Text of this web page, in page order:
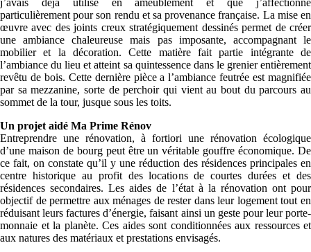
j’avais déjà utilisé en ameublement et que j’affectionne
particulièrement pour son rendu et sa provenance française. La mise en
œuvre avec des joints creux stratégiquement dessinés permet de créer
une ambiance chaleureuse mais pas imposante, accompagnant le
mobilier et la décoration. Cette matière fait partie intégrante de
l’ambiance du lieu et atteint sa quintessence dans le grenier entièrement
revêtu de bois. Cette dernière pièce a l’ambiance feutrée est magnifiée
par sa mezzanine, sorte de perchoir qui vient au bout du parcours au
sommet de la tour, jusque sous les toits.
Un projet aidé Ma Prime Rénov
Entreprendre une rénovation, à fortiori une rénovation écologique
d’une maison de bourg peut être un véritable gouffre économique. De
ce fait, on constate qu’il y une réduction des résidences principales en
centre historique au profit des locations de courtes durées et des
résidences secondaires. Les aides de l’état à la rénovation ont pour
objectif de permettre aux ménages de rester dans leur logement tout en
réduisant leurs factures d’énergie, faisant ainsi un geste pour leur porte-
monnaie et la planète. Ces aides sont conditionnées aux ressources et
aux natures des matériaux et prestations envisagés.